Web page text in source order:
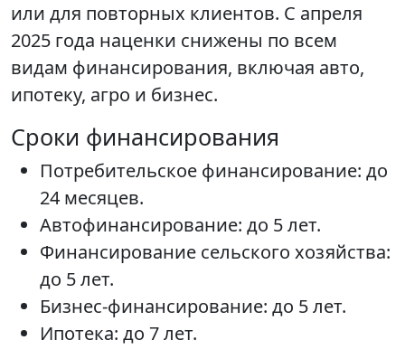
или для повторных клиентов. С апреля
2025 года наценки снижены по всем
видам финансирования, включая авто,
ипотеку, агро и бизнес.
Сроки финансирования
Потребительское финансирование: до
24 месяцев.
Автофинансирование: до 5 лет.
Финансирование сельского хозяйства:
до 5 лет.
Бизнес-финансирование: до 5 лет.
Ипотека: до 7 лет.